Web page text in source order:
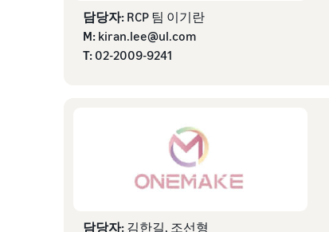
담당자: RCP 팀 이기란
M: kiran.lee@ul.com
T: 02-2009-9241
담당자: 김한길, 조선형